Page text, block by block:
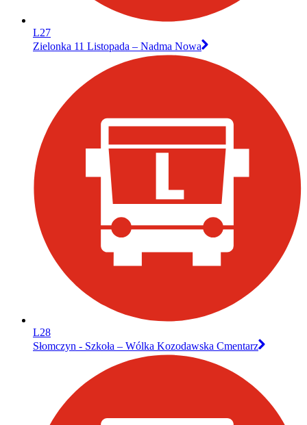
L27
Zielonka 11 Listopada – Nadma Nowa
L28
Słomczyn - Szkoła – Wólka Kozodawska Cmentarz